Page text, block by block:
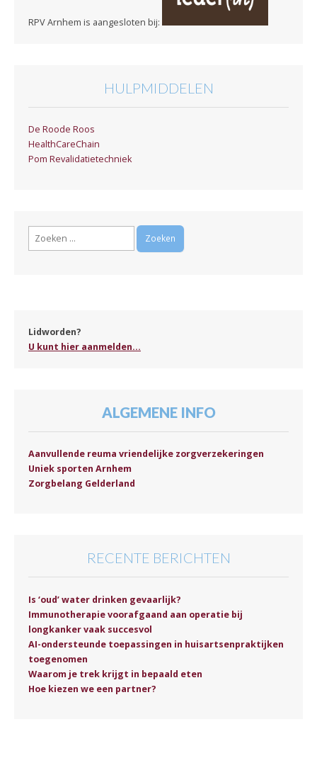
RPV Arnhem is aangesloten bij:
HULPMIDDELEN
De Roode Roos
HealthCareChain
Pom Revalidatietechniek
Zoeken
Lidworden?
U kunt hier aanmelden...
ALGEMENE INFO
Aanvullende reuma vriendelijke zorgverzekeringen
Uniek sporten Arnhem
Zorgbelang Gelderland
RECENTE BERICHTEN
Is ‘oud’ water drinken gevaarlijk?
Immunotherapie voorafgaand aan operatie bij
longkanker vaak succesvol
AI-ondersteunde toepassingen in huisartsenpraktijken
toegenomen
Waarom je trek krijgt in bepaald eten
Hoe kiezen we een partner?